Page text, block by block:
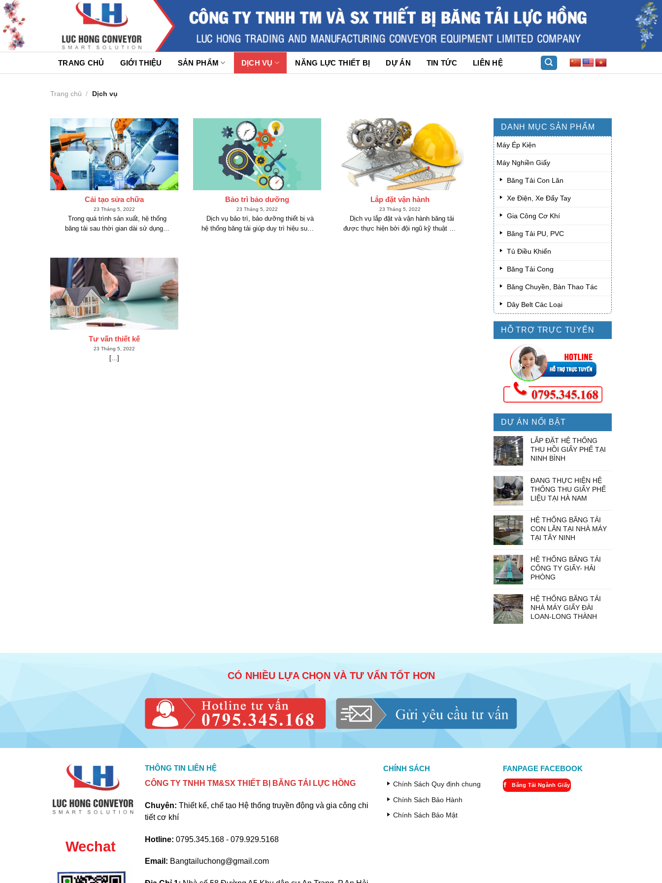
Skip
to
content
TRANG CHỦ GIỚI THIỆU SẢN PHẨM DỊCH VỤ NĂNG LỰC THIẾT BỊ DỰ ÁN TIN TỨC LIÊN HỆ
Trang chủ / Dịch vụ
Cải tạo sửa chữa
23 Tháng 5, 2022
Trong quá trình sản xuất, hệ thống
băng tải sau thời gian dài sử dụng
vận hành. Dịch vụ cải tạo băng tải [...]
Bảo trì bảo dưỡng
23 Tháng 5, 2022
Dịch vụ bảo trì, bảo dưỡng thiết bị và
hệ thống băng tải giúp duy trì hiệu suất
Lắp đặt vận hành
23 Tháng 5, 2022
Dịch vụ lắp đặt và vận hành băng tải
được thực hiện bởi đội ngũ kỹ thuật có
Tư vấn thiết kế
23 Tháng 5, 2022
[...]
DANH MỤC SẢN PHẨM
Máy Ép Kiện
Máy Nghiền Giấy
Băng Tải Con Lăn
Xe Điện, Xe Đẩy Tay
Gia Công Cơ Khí
Băng Tải PU, PVC
Tủ Điều Khiển
Băng Tải Cong
Băng Chuyền, Bàn Thao Tác
Dây Belt Các Loại
HỖ TRỢ TRỰC TUYẾN
DỰ ÁN NỔI BẬT
LẮP ĐẶT HỆ THỐNG
THU HỒI GIẤY PHẾ TẠI
NINH BÌNH
ĐANG THỰC HIỆN HỆ
THỐNG THU GIẤY PHẾ
LIỆU TẠI HÀ NAM
HỆ THỐNG BĂNG TẢI
CON LĂN TẠI NHÀ MÁY
TẠI TÂY NINH
HỆ THỐNG BĂNG TẢI
CÔNG TY GIẤY- HẢI
PHÒNG
HỆ THỐNG BĂNG TẢI
NHÀ MÁY GIẤY ĐÀI
LOAN-LONG THÀNH
CÓ NHIỀU LỰA CHỌN VÀ TƯ VẤN TỐT HƠN
Wechat
THÔNG TIN LIÊN HỆ
CÔNG TY TNHH TM&SX THIẾT BỊ BĂNG TẢI LỰC HỒNG
Chuyên: Thiết kế, chế tạo Hệ thống truyền động và gia công chi
tiết cơ khí
Hotline: 0795.345.168 - 079.929.5168
Email: Bangtailuchong@gmail.com
CHÍNH SÁCH
Chính Sách Quy định chung
Chính Sách Bảo Hành
Chính Sách Bảo Mật
FANPAGE FACEBOOK
Băng Tải Ngành Giấy